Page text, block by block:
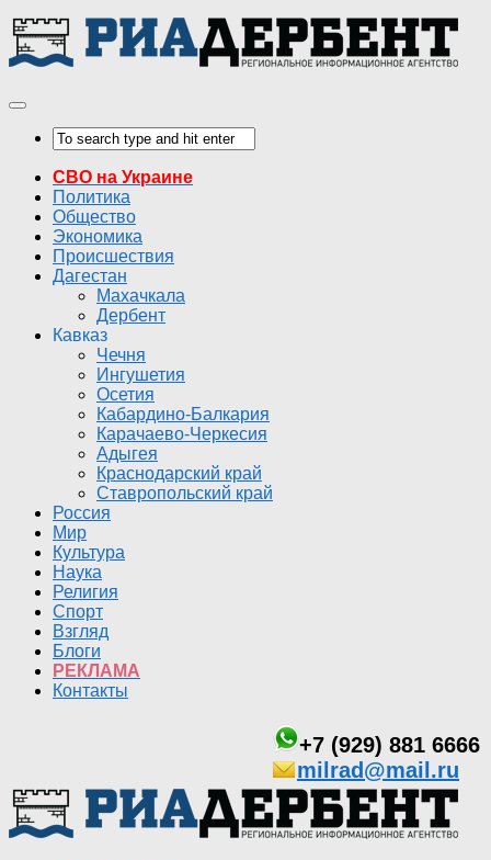
СВО на Украине
Политика
Общество
Экономика
Происшествия
Дагестан
Махачкала
Дербент
Кавказ
Чечня
Ингушетия
Осетия
Кабардино-Балкария
Карачаево-Черкесия
Адыгея
Краснодарский край
Ставропольский край
Россия
Мир
Культура
Наука
Религия
Спорт
Взгляд
Блоги
РЕКЛАМА
Контакты
+7 (929) 881 6666
milrad@mail.ru